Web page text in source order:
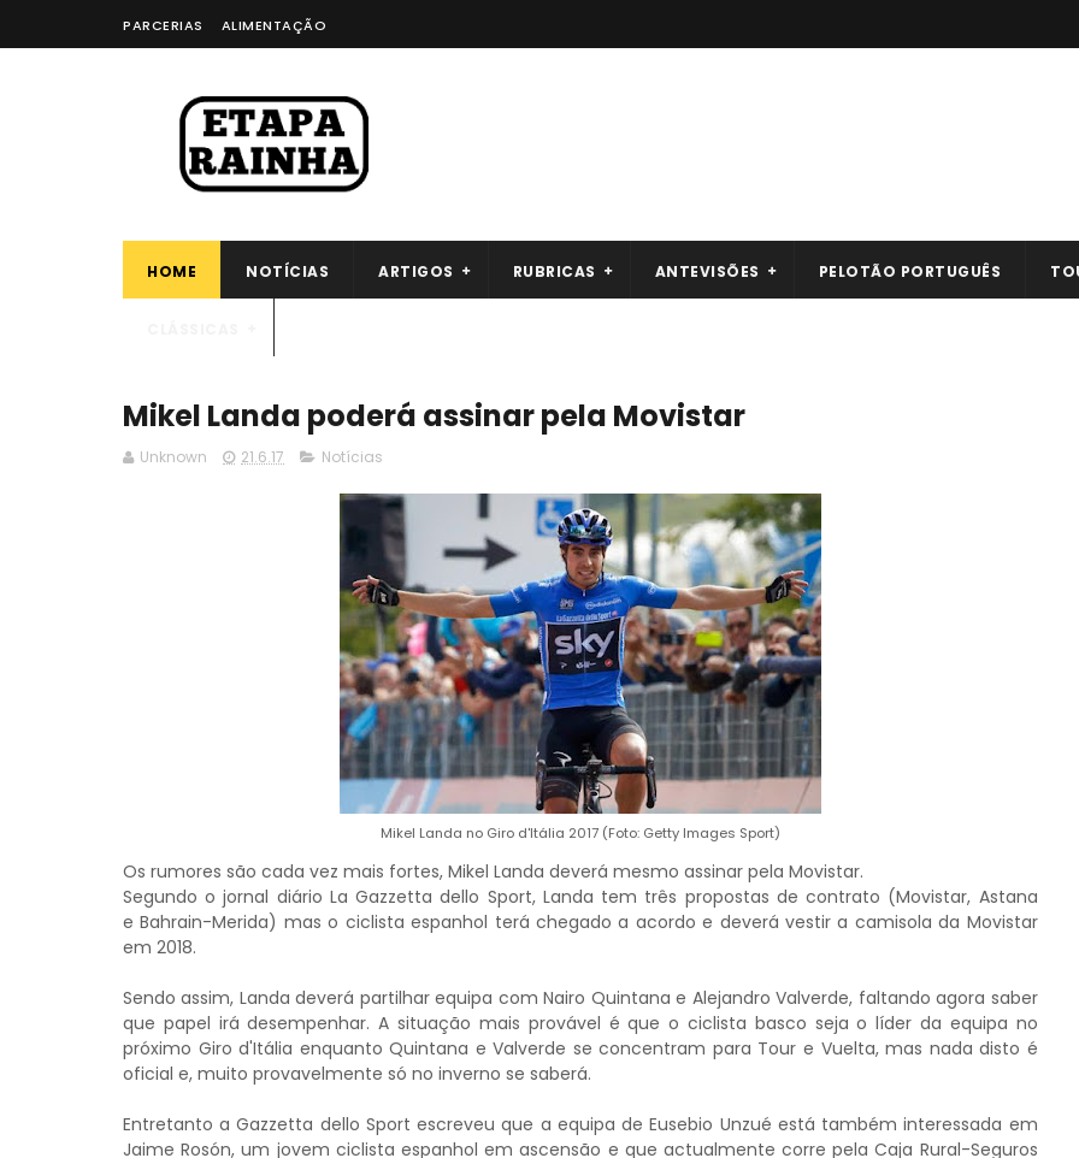
PARCERIAS ALIMENTAÇÃO
HOME NOTÍCIAS ARTIGOS RUBRICAS ANTEVISÕES PELOTÃO PORTUGUÊS
Mikel Landa poderá assinar pela Movistar
Unknown 21.6.17 Notícias
Mikel Landa no Giro d'Itália 2017 (Foto: Getty Images Sport)
Os rumores são cada vez mais fortes, Mikel Landa deverá mesmo assinar pela Movistar.
Segundo o jornal diário La Gazzetta dello Sport, Landa tem três propostas de contrato (Movistar, Astana
e Bahrain-Merida) mas o ciclista espanhol terá chegado a acordo e deverá vestir a camisola da Movistar
em 2018.
Sendo assim, Landa deverá partilhar equipa com Nairo Quintana e Alejandro Valverde, faltando agora saber
que papel irá desempenhar. A situação mais provável é que o ciclista basco seja o líder da equipa no
próximo Giro d'Itália enquanto Quintana e Valverde se concentram para Tour e Vuelta, mas nada disto é
oficial e, muito provavelmente só no inverno se saberá.
Entretanto a Gazzetta dello Sport escreveu que a equipa de Eusebio Unzué está também interessada em
Jaime Rosón, um jovem ciclista espanhol em ascensão e que actualmente corre pela Caja Rural-Seguros